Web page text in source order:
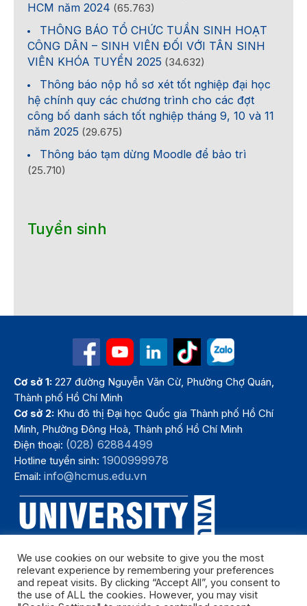
HCM năm 2024 (65.763)
THÔNG BÁO TỔ CHỨC TUẦN SINH HOẠT
CÔNG DÂN – SINH VIÊN ĐỐI VỚI TÂN SINH
VIÊN KHÓA TUYỂN 2025 (34.632)
Thông báo nộp hồ sơ xét tốt nghiệp đại học
hệ chính quy các chương trình cho các đợt
công bố danh sách tốt nghiệp tháng 9, 10 và 11
năm 2025 (29.675)
Thông báo tạm dừng Moodle để bảo trì
(25.710)
Tuyển sinh
Cơ sở 1: 227 đường Nguyễn Văn Cừ, Phường Chợ Quán,
Thành phố Hồ Chí Minh
Cơ sở 2: Khu đô thị Đại học Quốc gia Thành phố Hồ Chí
Minh, Phường Đông Hoà, Thành phố Hồ Chí Minh
Điện thoại: (028) 62884499
Hotline tuyển sinh:1900999978
Email:info@hcmus.edu.vn
We use cookies on our website to give you the most
relevant experience by remembering your preferences
and repeat visits. By clicking “Accept All”, you consent to
the use of ALL the cookies. However, you may visit